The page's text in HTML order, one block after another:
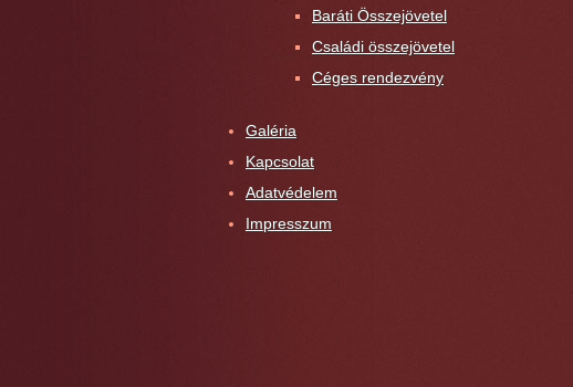
Baráti Összejövetel
Családi összejövetel
Céges rendezvény
Galéria
Kapcsolat
Adatvédelem
Impresszum